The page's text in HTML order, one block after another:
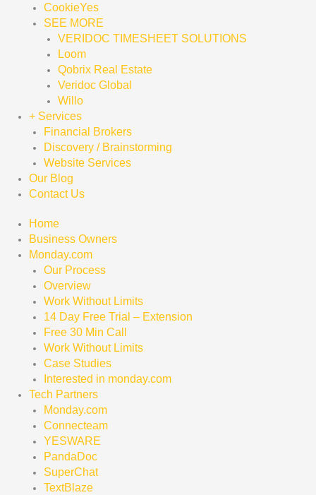
CookieYes
SEE MORE
VERIDOC TIMESHEET SOLUTIONS
Loom
Qobrix Real Estate
Veridoc Global
Willo
+ Services
Financial Brokers
Discovery / Brainstorming
Website Services
Our Blog
Contact Us
Home
Business Owners
Monday.com
Our Process
Overview
Work Without Limits
14 Day Free Trial – Extension
Free 30 Min Call
Work Without Limits
Case Studies
Interested in monday.com
Tech Partners
Monday.com
Connecteam
YESWARE
PandaDoc
SuperChat
TextBlaze